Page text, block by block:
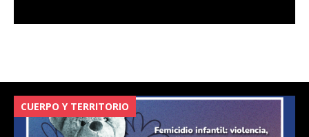
CUERPO Y TERRITORIO